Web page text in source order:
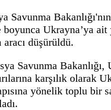
Savunma
boyunca Ukrayna’ya ait
aracı düşürüldü.
Savunma Bakanlığı,
karşılık olarak
yönelik toplu bir